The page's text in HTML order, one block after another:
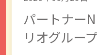
パートナー
リオグループ